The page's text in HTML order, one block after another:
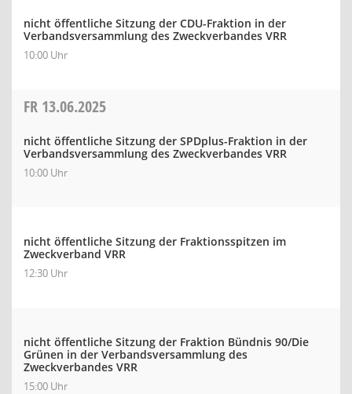
nicht öffentliche Sitzung der CDU-Fraktion in der
Verbandsversammlung des Zweckverbandes VRR
10:00 Uhr
FR 13.06.2025
nicht öffentliche Sitzung der SPDplus-Fraktion in der
Verbandsversammlung des Zweckverbandes VRR
10:00 Uhr
nicht öffentliche Sitzung der Fraktionsspitzen im
Zweckverband VRR
12:30 Uhr
nicht öffentliche Sitzung der Fraktion Bündnis 90/Die
Grünen in der Verbandsversammlung des
Zweckverbandes VRR
15:00 Uhr